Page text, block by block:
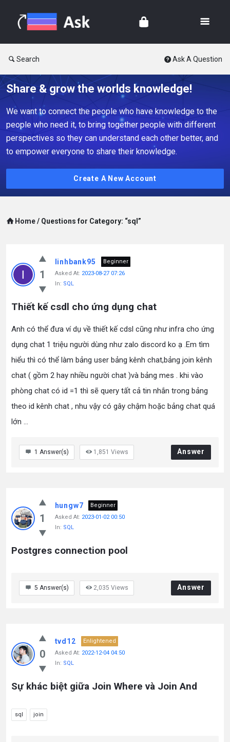
Search Ask A Question
Share & grow the worlds knowledge!
We want to connect the people who have knowledge to the
people who need it, to bring together people with different
perspectives so they can understand each other better, and
to empower everyone to share their knowledge.
Create A New Account
Home / Questions for Category: “sql”
1
linhbank95
Beginner
Asked At: 2023-08-27 07:26
In: SQL
Thiết kế csdl cho ứng dụng chat
Anh có thể đưa ví dụ về thiết kế cdsl cũng như infra cho ứng
dụng chat 1 triệu người dùng như zalo discord ko ạ .Em tìm
hiểu thì có thể làm bảng user bảng kênh chat,bảng join kênh
chat ( gồm 2 hay nhiều người chat )và bảng mes . khi vào
phòng chat có id =1 thì sẽ query tất cả tin nhắn trong bảng
theo id kênh chat , nhu vậy có gây chậm hoặc bảng chat quá
lớn ...
1 Answer(s) 1,851 Views Answer
1
hungw7
Beginner
Asked At: 2023-01-02 00:50
In: SQL
Postgres connection pool
5 Answer(s) 2,035 Views Answer
0
tvd12
Enlightened
Asked At: 2022-12-04 04:50
In: SQL
Sự khác biệt giữa Join Where và Join And
sql join